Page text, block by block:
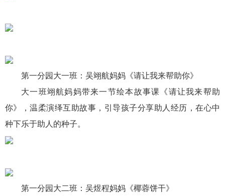
第一分园大一班：吴翊航妈妈《请让我来帮助你》
大一班翊航妈妈带来一节绘本故事课《请让我来帮助
你》，温柔演绎互助故事，引导孩子分享助人经历，在心中
种下乐于助人的种子。
第一分园大二班：吴煜程妈妈《椰蓉饼干》